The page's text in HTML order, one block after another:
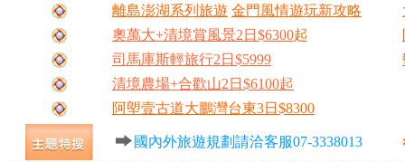
離島澎湖系列旅遊 金門風情遊玩新攻略
奧萬大+清境賞風景2日$6300起
司馬庫斯輕旅行2日$5999
清境農場+合歡山2日$6100起
阿塱壹古道大鵬灣台東3日$8300
國內外旅遊規劃請洽客服07-3338013